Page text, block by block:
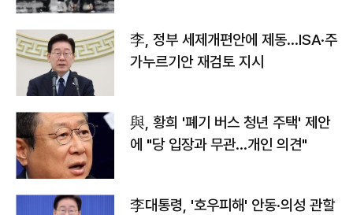
李, 정부 세제개편안에 제동…ISA·주
가누르기안 재검토 지시
與, 황희 '폐기 버스 청년 주택' 제안
에 "당 입장과 무관…개인 의견"
李대통령, '호우피해' 안동·의성 관할